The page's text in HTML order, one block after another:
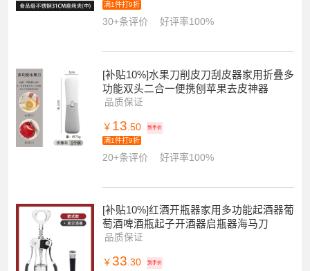
满1件打9折
30+条评价 好评率100%
[补贴10%]水果刀削皮刀刮皮器家用折叠多
功能双头二合一便携刨苹果去皮神器
品质保证
￥ 13 .50 到手价
满1件打9折
20+条评价 好评率100%
[补贴10%]红酒开瓶器家用多功能起酒器葡
萄酒啤酒瓶起子开酒器启瓶器海马刀
品质保证
￥ 33.30 到手价